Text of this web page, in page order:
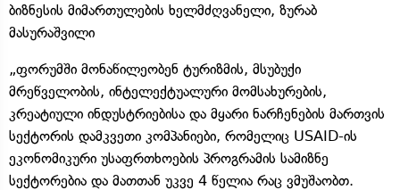
ბიზნესის მიმართულების ხელმძღვანელი, ზურაბ
მასურაშვილი
„ფორუმში მონაწილეობენ ტურიზმის, მსუბუქი
მრეწველობის, ინტელექტუალური მომსახურების,
კრეატიული ინდუსტრიებისა და მყარი ნარჩენების მართვის
სექტორის დამკვეთი კომპანიები, რომელიც USAID-ის
ეკონომიკური უსაფრთხოების პროგრამის სამიზნე
სექტორებია და მათთან უკვე 4 წელია რაც ვმუშაობთ.